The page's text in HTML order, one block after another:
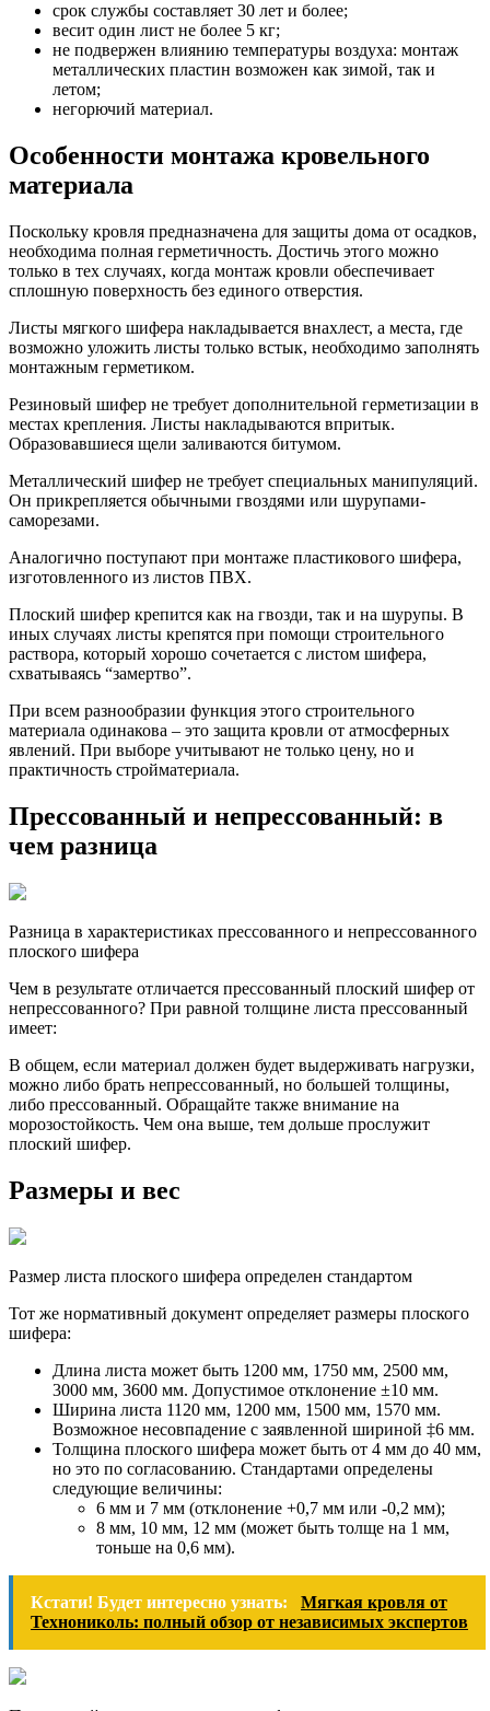
срок службы составляет 30 лет и более;
весит один лист не более 5 кг;
не подвержен влиянию температуры воздуха: монтаж
металлических пластин возможен как зимой, так и
летом;
негорючий материал.
Особенности монтажа кровельного
материала
Поскольку кровля предназначена для защиты дома от осадков,
необходима полная герметичность. Достичь этого можно
только в тех случаях, когда монтаж кровли обеспечивает
сплошную поверхность без единого отверстия.
Листы мягкого шифера накладывается внахлест, а места, где
возможно уложить листы только встык, необходимо заполнять
монтажным герметиком.
Резиновый шифер не требует дополнительной герметизации в
местах крепления. Листы накладываются впритык.
Образовавшиеся щели заливаются битумом.
Металлический шифер не требует специальных манипуляций.
Он прикрепляется обычными гвоздями или шурупами-
саморезами.
Аналогично поступают при монтаже пластикового шифера,
изготовленного из листов ПВХ.
Плоский шифер крепится как на гвозди, так и на шурупы. В
иных случаях листы крепятся при помощи строительного
раствора, который хорошо сочетается с листом шифера,
схватываясь “замертво”.
При всем разнообразии функция этого строительного
материала одинакова – это защита кровли от атмосферных
явлений. При выборе учитывают не только цену, но и
практичность стройматериала.
Прессованный и непрессованный: в
чем разница
Разница в характеристиках прессованного и непрессованного
плоского шифера
Чем в результате отличается прессованный плоский шифер от
непрессованного? При равной толщине листа прессованный
имеет:
В общем, если материал должен будет выдерживать нагрузки,
можно либо брать непрессованный, но большей толщины,
либо прессованный. Обращайте также внимание на
морозостойкость. Чем она выше, тем дольше прослужит
плоский шифер.
Размеры и вес
Размер листа плоского шифера определен стандартом
Тот же нормативный документ определяет размеры плоского
шифера:
Длина листа может быть 1200 мм, 1750 мм, 2500 мм,
3000 мм, 3600 мм. Допустимое отклонение ±10 мм.
Ширина листа 1120 мм, 1200 мм, 1500 мм, 1570 мм.
Возможное несовпадение с заявленной шириной ‡6 мм.
Толщина плоского шифера может быть от 4 мм до 40 мм,
но это по согласованию. Стандартами определены
следующие величины:
6 мм и 7 мм (отклонение +0,7 мм или -0,2 мм);
8 мм, 10 мм, 12 мм (может быть толще на 1 мм,
тоньше на 0,6 мм).
Кстати! Будет интересно узнать:
Мягкая кровля от
Технониколь: полный обзор от независимых экспертов